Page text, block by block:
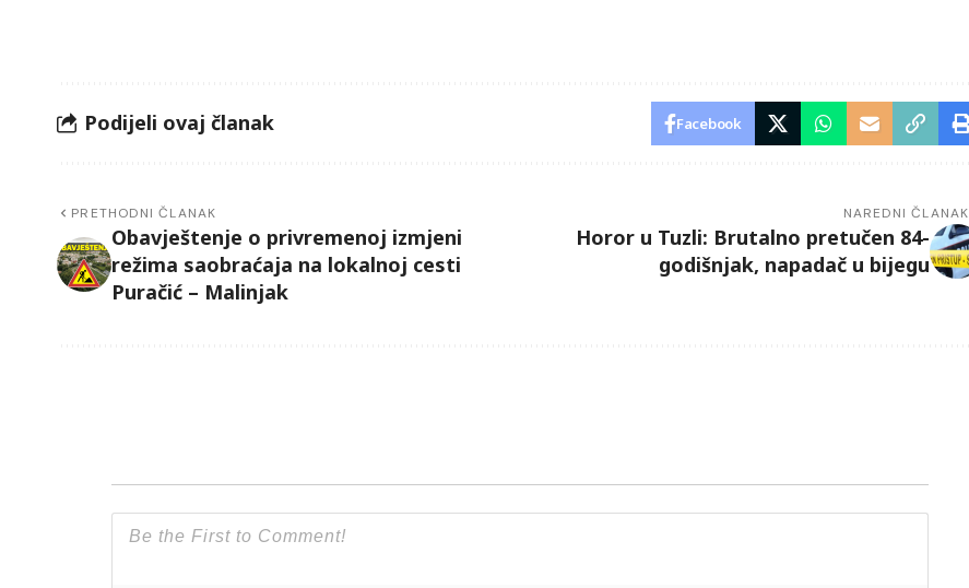
Podijeli ovaj članak Facebook
PRETHODNI ČLANAK
Obavještenje o privremenoj izmjeni
režima saobraćaja na lokalnoj cesti
Puračić – Malinjak
NAREDNI ČLANAK
Horor u Tuzli: Brutalno pretučen 84-
godišnjak, napadač u bijegu